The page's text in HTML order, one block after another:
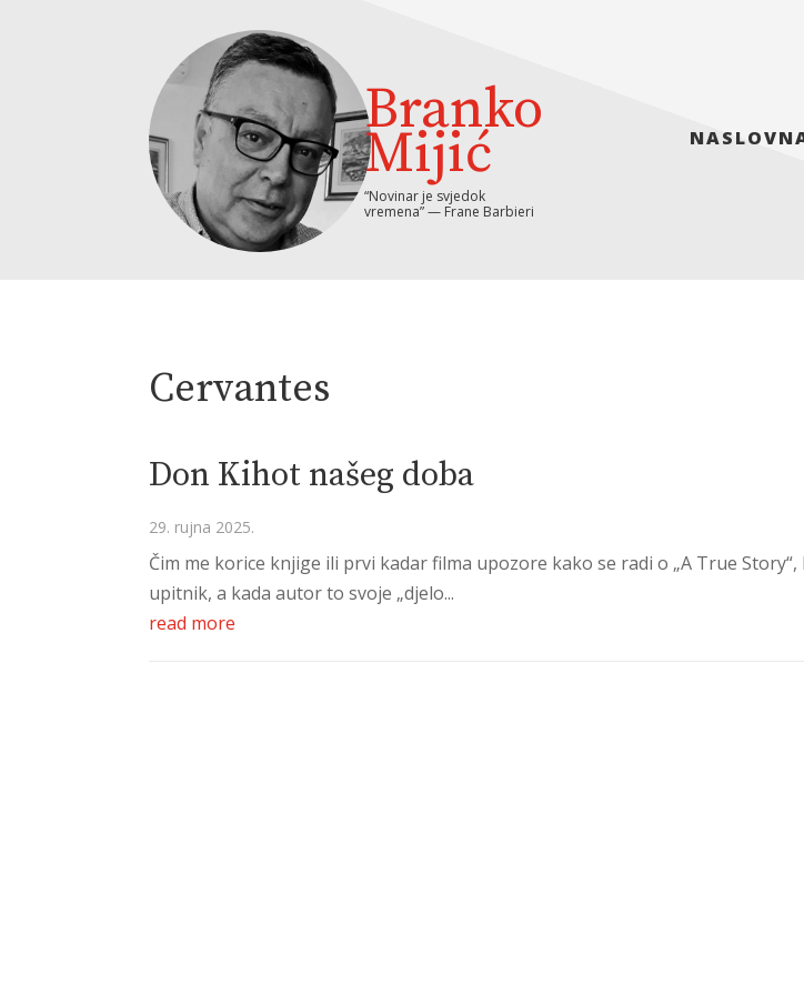
Branko
Mijić
“Novinar je svjedok
vremena” — Frane Barbieri
Cervantes
Don Kihot našeg doba
29. rujna 2025.
Čim me korice knjige ili prvi kadar filma upozore kako se radi o „A True
upitnik, a kada autor to svoje „djelo...
read more